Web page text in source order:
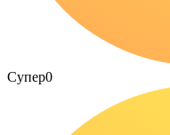
Супер0